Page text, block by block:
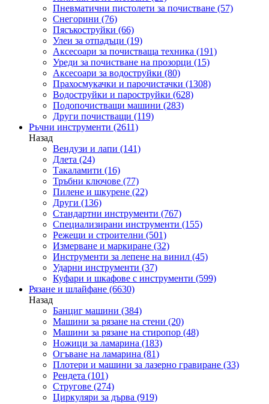
Пневматични пистолети за почистване (57)
Снегорини (76)
Пясъкоструйки (66)
Улеи за отпадъци (19)
Аксесоари за почистваща техника (191)
Уреди за почистване на прозорци (15)
Аксесоари за водоструйки (80)
Прахосмукачки и парочистачки (1308)
Водоструйки и пароструйки (628)
Подопочистващи машини (283)
Други почистващи (119)
Ръчни инструменти (2611)
Назад
Вендузи и лапи (141)
Длета (24)
Такаламити (16)
Тръбни ключове (77)
Пилене и шкурене (22)
Други (136)
Стандартни инструменти (767)
Специализирани инструменти (155)
Режещи и строителни (501)
Измерване и маркиране (32)
Инструменти за лепене на винил (45)
Ударни инструменти (37)
Куфари и шкафове с инструменти (599)
Рязане и шлайфане (6630)
Назад
Банциг машини (384)
Машини за рязане на стени (20)
Машини за рязане на стиропор (48)
Ножици за ламарина (183)
Огъване на ламарина (81)
Плотери и машини за лазерно гравиране (33)
Рендета (101)
Стругове (274)
Циркуляри за дърва (919)